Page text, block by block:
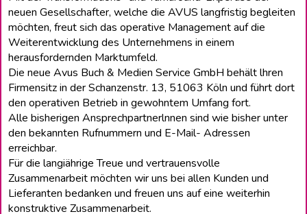
neuen Gesellschafter, welche die AVUS langfristig begleiten
möchten, freut sich das operative Management auf die
Weiterentwicklung des Unternehmens in einem
herausfordernden Marktumfeld.
Die neue Avus Buch & Medien Service GmbH behält lhren
Firmensitz in der Schanzenstr. 13, 51063 Köln und führt dort
den operativen Betrieb in gewohntem Umfang fort.
Alle bisherigen Ansprechpartnerlnnen sind wie bisher unter
den bekannten Rufnummern und E-Mail- Adressen
erreichbar.
Für die langiährige Treue und vertrauensvolle
Zusammenarbeit möchten wir uns bei allen Kunden und
Lieferanten bedanken und freuen uns auf eine weiterhin
konstruktive Zusammenarbeit.